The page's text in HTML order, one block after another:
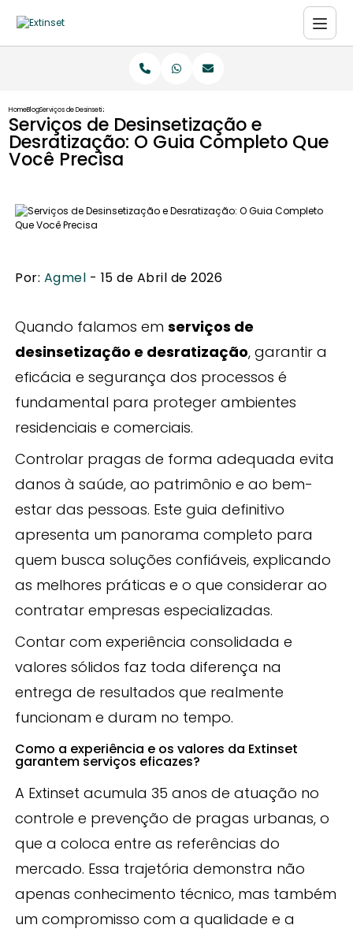
HomeBlogServiços de Desinsetização e Desratização: O Guia Completo Que Você Precisa
Serviços de Desinsetização e
Desratização: O Guia Completo Que
Você Precisa
Por: Agmel - 15 de Abril de 2026
Quando falamos emserviços de
desinsetização e desratização, garantir a
eficácia e segurança dos processos é
fundamental para proteger ambientes
residenciais e comerciais.
Controlar pragas de forma adequada evita
danos à saúde, ao patrimônio e ao bem-
estar das pessoas. Este guia definitivo
apresenta um panorama completo para
quem busca soluções confiáveis, explicando
as melhores práticas e o que considerar ao
contratar empresas especializadas.
Contar com experiência consolidada e
valores sólidos faz toda diferença na
entrega de resultados que realmente
funcionam e duram no tempo.
Como a experiência e os valores da Extinset
garantem serviços eficazes?
A Extinset acumula 35 anos de atuação no
controle e prevenção de pragas urbanas, o
que a coloca entre as referências do
mercado. Essa trajetória demonstra não
apenas conhecimento técnico, mas também
um compromisso com a qualidade e a